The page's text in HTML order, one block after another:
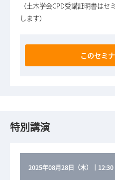
（土木学会CPD受講証明書は
します）
このセミ
特別講演
2025年08月28日（木） ｜ 12:30